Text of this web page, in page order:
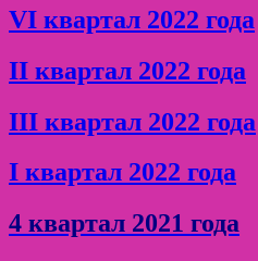
VI квартал 2022 года
II квартал 2022 года
III квартал 2022 года
I квартал 2022 года
4 квартал 2021 года